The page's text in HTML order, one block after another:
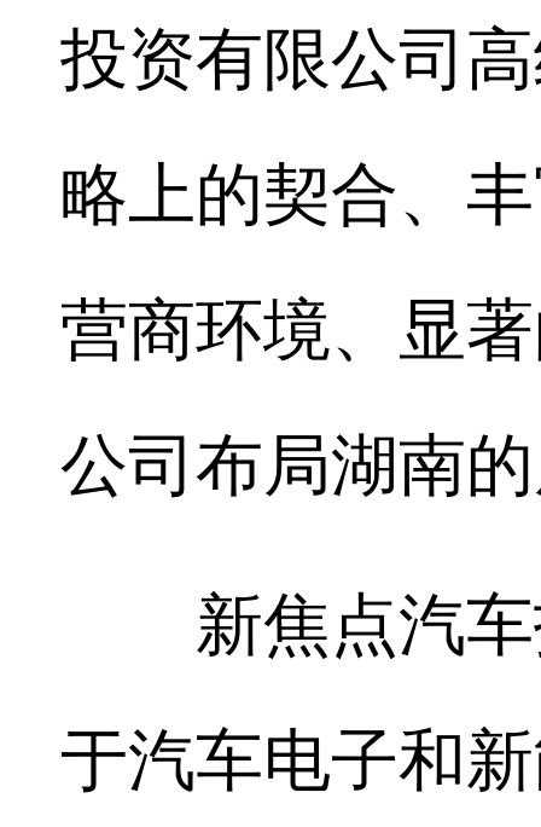
投资有限公司
略上的契合、
营商环境、显
公司布局湖南
新焦点汽车
于汽车电子和